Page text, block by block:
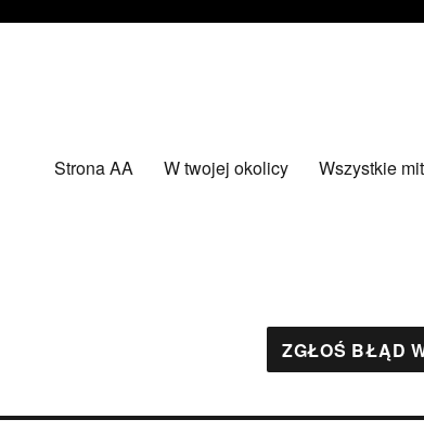
Strona AA W twojej okolicy Wszystkie
ZGŁOŚ BŁĄD